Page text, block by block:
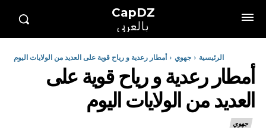
CapDZ
بالعربي
الرئيسية جهوي أمطار رعدية و رياح قوية على العديد من الولايات اليوم
أمطار رعدية و رياح قوية على
العديد من الولايات اليوم
جهوي